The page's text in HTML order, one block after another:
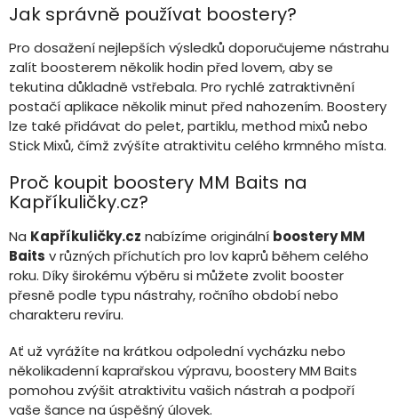
Jak správně používat boostery?
Pro dosažení nejlepších výsledků doporučujeme nástrahu
zalít boosterem několik hodin před lovem, aby se
tekutina důkladně vstřebala. Pro rychlé zatraktivnění
postačí aplikace několik minut před nahozením. Boostery
lze také přidávat do pelet, partiklu, method mixů nebo
Stick Mixů, čímž zvýšíte atraktivitu celého krmného místa.
Proč koupit boostery MM Baits na
Kapříkuličky.cz?
Na Kapříkuličky.cz nabízíme originální boostery MM
Baits v různých příchutích pro lov kaprů během celého
roku. Díky širokému výběru si můžete zvolit booster
přesně podle typu nástrahy, ročního období nebo
charakteru revíru.
Ať už vyrážíte na krátkou odpolední vycházku nebo
několikadenní kaprařskou výpravu, boostery MM Baits
pomohou zvýšit atraktivitu vašich nástrah a podpoří
vaše šance na úspěšný úlovek.